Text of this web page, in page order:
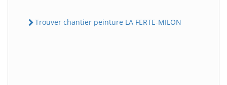
Trouver chantier peinture LA FERTE-MILON